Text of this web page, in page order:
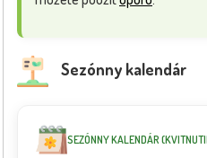
Sezónny kalendár
SEZÓNNY KALENDÁR